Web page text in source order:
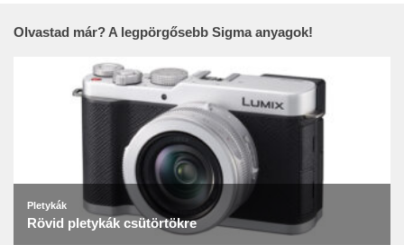
Olvastad már? A legpörgősebb Sigma anyagok!